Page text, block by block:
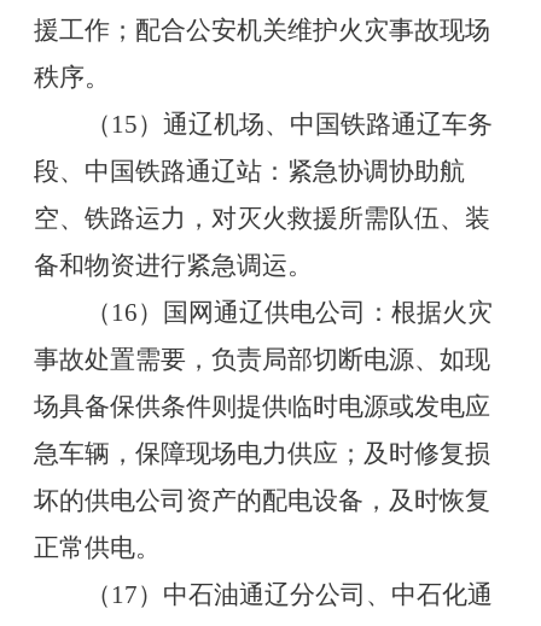
援工作；配合公安机关维护火灾事故现场
秩序。
（ 15）通辽机场、中国铁路通辽车务
段、中国铁路通辽站：紧急协调协助航
空、铁路运力，对灭火救援所需队伍、装
备和物资进行紧急调运。
（ 16）国网通辽供电公司：根据火灾
事故处置需要，负责局部切断电源、如现
场具备保供条件则提供临时电源或发电应
急车辆，保障现场电力供应；及时修复损
坏的供电公司资产的配电设备，及时恢复
正常供电。
（ 17）中石油通辽分公司、中石化通